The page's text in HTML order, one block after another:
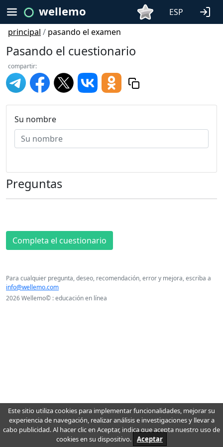
wellemo
ESP
principal / pasando el examen
Pasando el cuestionario
compartir:
Su nombre
Preguntas
Completa el cuestionario
Para cualquier pregunta, deseo, recomendación, error y mejora, escriba a
info@wellemo.com
2026 Wellemo© : educación en línea
Este sitio utiliza cookies para implementar funcionalidades, mejorar su
experiencia de navegación, realizar análisis e investigaciones y llevar a
cabo publicidad. Al hacer clic en Aceptar, indica que acepta nuestro uso de
cookies en su dispositivo.
Aceptar